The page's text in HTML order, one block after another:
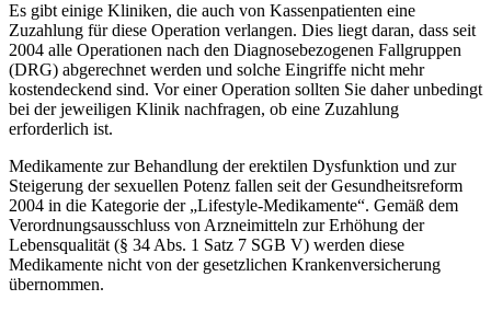
Es gibt einige Kliniken, die auch von Kassenpatienten eine
Zuzahlung für diese Operation verlangen. Dies liegt daran, dass seit
2004 alle Operationen nach den Diagnosebezogenen Fallgruppen
(DRG) abgerechnet werden und solche Eingriffe nicht mehr
kostendeckend sind. Vor einer Operation sollten Sie daher unbedingt
bei der jeweiligen Klinik nachfragen, ob eine Zuzahlung
erforderlich ist.
Medikamente zur Behandlung der erektilen Dysfunktion und zur
Steigerung der sexuellen Potenz fallen seit der Gesundheitsreform
2004 in die Kategorie der „Lifestyle-Medikamente“. Gemäß dem
Verordnungsausschluss von Arzneimitteln zur Erhöhung der
Lebensqualität (§ 34 Abs. 1 Satz 7 SGB V) werden diese
Medikamente nicht von der gesetzlichen Krankenversicherung
übernommen.